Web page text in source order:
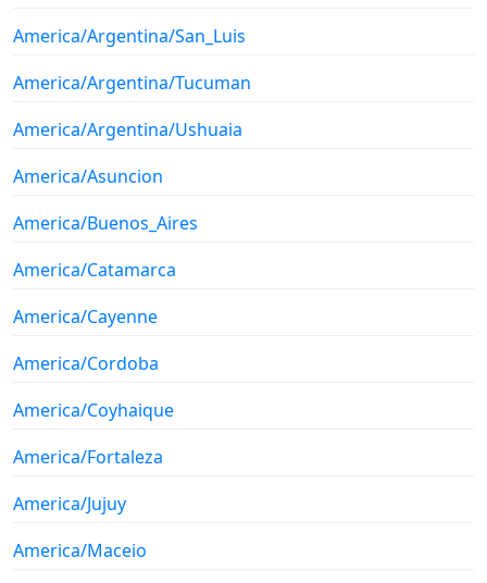
America/Argentina/San_Luis
America/Argentina/Tucuman
America/Argentina/Ushuaia
America/Asuncion
America/Buenos_Aires
America/Catamarca
America/Cayenne
America/Cordoba
America/Coyhaique
America/Fortaleza
America/Jujuy
America/Maceio